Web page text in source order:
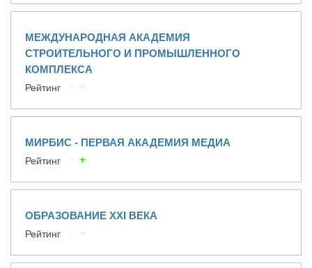
МЕЖДУНАРОДНАЯ АКАДЕМИЯ
СТРОИТЕЛЬНОГО И ПРОМЫШЛЕННОГО
КОМПЛЕКСА
Рейтинг
МИРБИС - ПЕРВАЯ АКАДЕМИЯ МЕДИА
Рейтинг
ОБРАЗОВАНИЕ XXI ВЕКА
Рейтинг